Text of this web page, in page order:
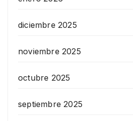
diciembre 2025
noviembre 2025
octubre 2025
septiembre 2025